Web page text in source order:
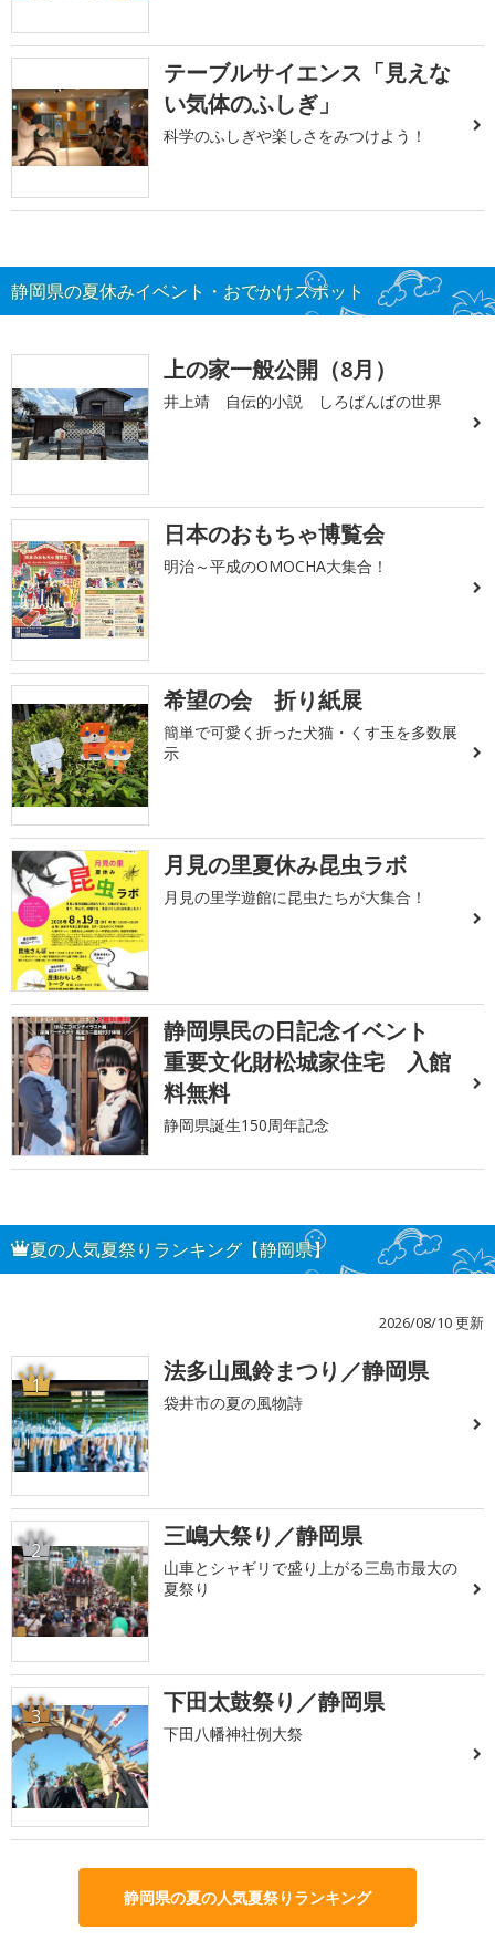
テーブルサイエンス「見えな
い気体のふしぎ」
科学のふしぎや楽しさをみつけよう！
静岡県の夏休みイベント・おでかけスポット
上の家一般公開（8月）
井上靖 自伝的小説 しろばんばの世界
日本のおもちゃ博覧会
明治～平成のOMOCHA大集合！
希望の会 折り紙展
簡単で可愛く折った犬猫・くす玉を多数展
示
月見の里夏休み昆虫ラボ
月見の里学遊館に昆虫たちが大集合！
静岡県民の日記念イベント
重要文化財松城家住宅 入館
料無料
静岡県誕生150周年記念
夏の人気夏祭りランキング【静岡県】
2026/08/10 更新
1 法多山風鈴まつり／静岡県
袋井市の夏の風物詩
2 三嶋大祭り／静岡県
山車とシャギリで盛り上がる三島市最大の
夏祭り
3 下田太鼓祭り／静岡県
下田八幡神社例大祭
静岡県の夏の人気夏祭りランキング